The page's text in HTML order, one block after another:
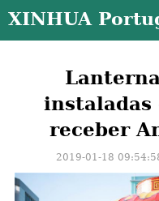
XINHUA
instaladas
receber
2019-01-18